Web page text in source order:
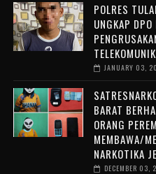
POLRES
UNGKAP
JANUARY 03,
BARAT
ORANG
MEMBAWA/
NARKOTIKA
DECEMBER 03,